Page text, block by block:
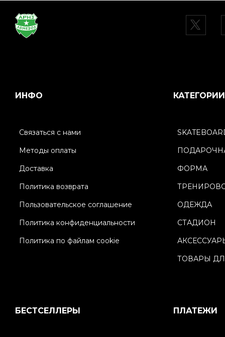
ИНФО
Связаться с нами
Методы оплаты
Доставка
Политика возврата
Пользовательское соглашение
Политика конфиденциальности
Политика по файлам cookie
КАТЕГОРИИ
ФОРМА
ОДЕЖДА
СТАДИОН
ТОВАРЫ
БЕСТСЕЛЛЕРЫ ПЛАТЕЖИ